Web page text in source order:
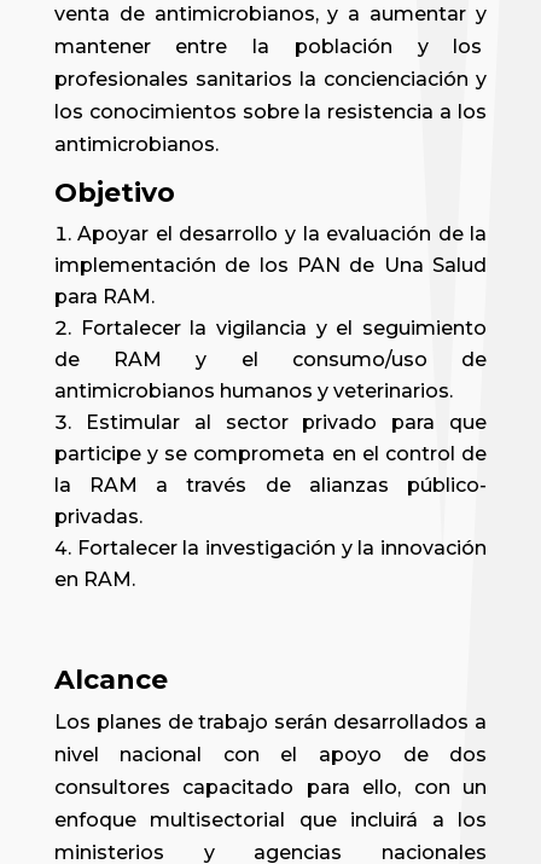
venta de antimicrobianos, y a aumentar y
mantener entre la población y los
profesionales sanitarios la concienciación y
los conocimientos sobre la resistencia a los
antimicrobianos.
Objetivo
Apoyar el desarrollo y la evaluación de la
implementación de los PAN de Una Salud
para RAM.
Fortalecer la vigilancia y el seguimiento
de RAM y el consumo/uso de
antimicrobianos humanos y veterinarios.
Estimular al sector privado para que
participe y se comprometa en el control de
la RAM a través de alianzas público-
privadas.
Fortalecer la investigación y la innovación
en RAM.
Alcance
Los planes de trabajo serán desarrollados a
nivel nacional con el apoyo de dos
consultores capacitado para ello, con un
enfoque multisectorial que incluirá a los
ministerios y agencias nacionales